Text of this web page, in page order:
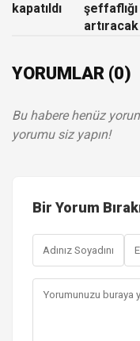
kapatıldı
şeffaflığı
artıracak
YORUMLAR (0)
Bu habere henüz
yorumu siz yapın!
Bir Yorum